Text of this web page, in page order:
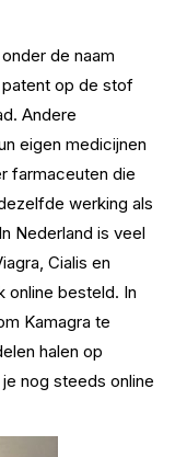
de naam
op de stof
Andere
eigen medicijnen
farmaceuten die
werking als
Nederland is veel
Cialis en
online besteld. In
Kamagra te
halen op
nog steeds online